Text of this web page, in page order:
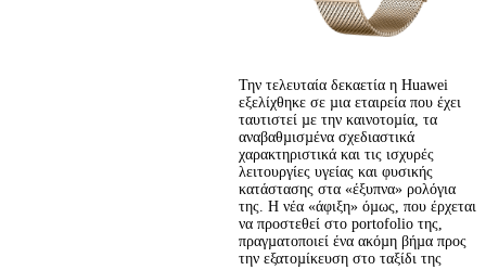
Την τελευταία δεκαετία η Huawei
εξελίχθηκε σε µια εταιρεία που έχει
ταυτιστεί µε την καινοτοµία, τα
αναβαθµισµένα σχεδιαστικά
χαρακτηριστικά και τις ισχυρές
λειτουργίες υγείας και φυσικής
κατάστασης στα «έξυπνα» ρολόγια
της. Η νέα «άφιξη» όµως, που έρχεται
να προστεθεί στο portofolio της,
πραγµατοποιεί ένα ακόµη βήµα προς
την εξατοµίκευση στο ταξίδι της